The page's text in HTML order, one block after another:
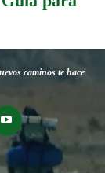
caminos te hace